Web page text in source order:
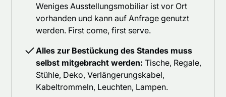
Weniges Ausstellungsmobiliar ist vor Ort
vorhanden und kann auf Anfrage genutzt
werden. First come, first serve.
Alles zur Bestückung des Standes muss
selbst mitgebracht werden:Tische, Regale,
Stühle, Deko, Verlängerungskabel,
Kabeltrommeln, Leuchten, Lampen.